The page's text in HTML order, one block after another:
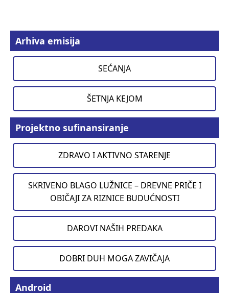
Arhiva emisija
SEĆANJA
ŠETNJA KEJOM
Projektno sufinansiranje
ZDRAVO I AKTIVNO STARENJE
SKRIVENO BLAGO LUŽNICE – DREVNE PRIČE I
OBIČAJI ZA RIZNICE BUDUĆNOSTI
DAROVI NAŠIH PREDAKA
DOBRI DUH MOGA ZAVIČAJA
Android